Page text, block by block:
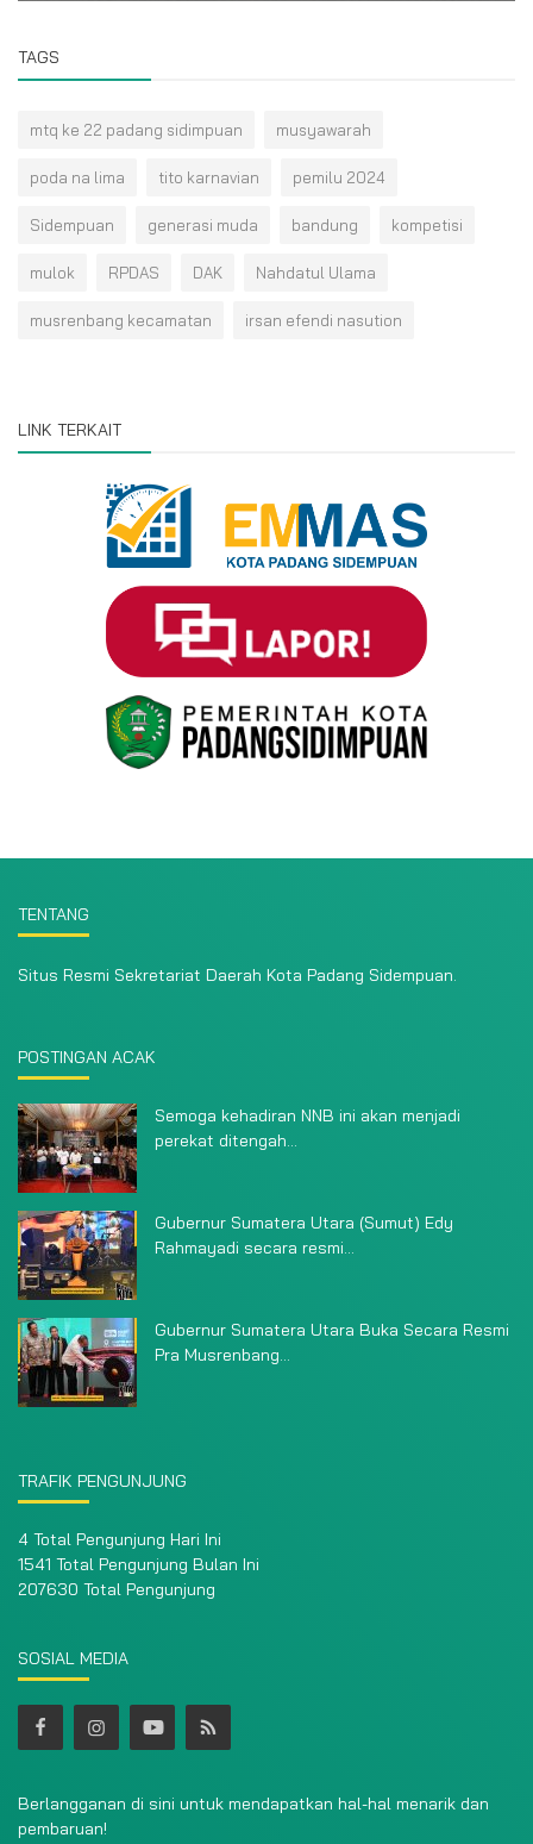
TAGS
mtq ke 22 padang sidimpuan musyawarah
poda na lima tito karnavian pemilu 2024
Sidempuan generasi muda bandung kompetisi
mulok RPDAS DAK Nahdatul Ulama
musrenbang kecamatan irsan efendi nasution
LINK TERKAIT
TENTANG
Situs Resmi Sekretariat Daerah Kota Padang Sidempuan.
POSTINGAN ACAK
Semoga kehadiran NNB ini akan menjadi
perekat ditengah...
Gubernur Sumatera Utara (Sumut) Edy
Rahmayadi secara resmi...
Gubernur Sumatera Utara Buka Secara Resmi
Pra Musrenbang...
TRAFIK PENGUNJUNG
4 Total Pengunjung Hari Ini
1541 Total Pengunjung Bulan Ini
207630 Total Pengunjung
SOSIAL MEDIA
Berlangganan di sini untuk mendapatkan hal-hal menarik dan
pembaruan!